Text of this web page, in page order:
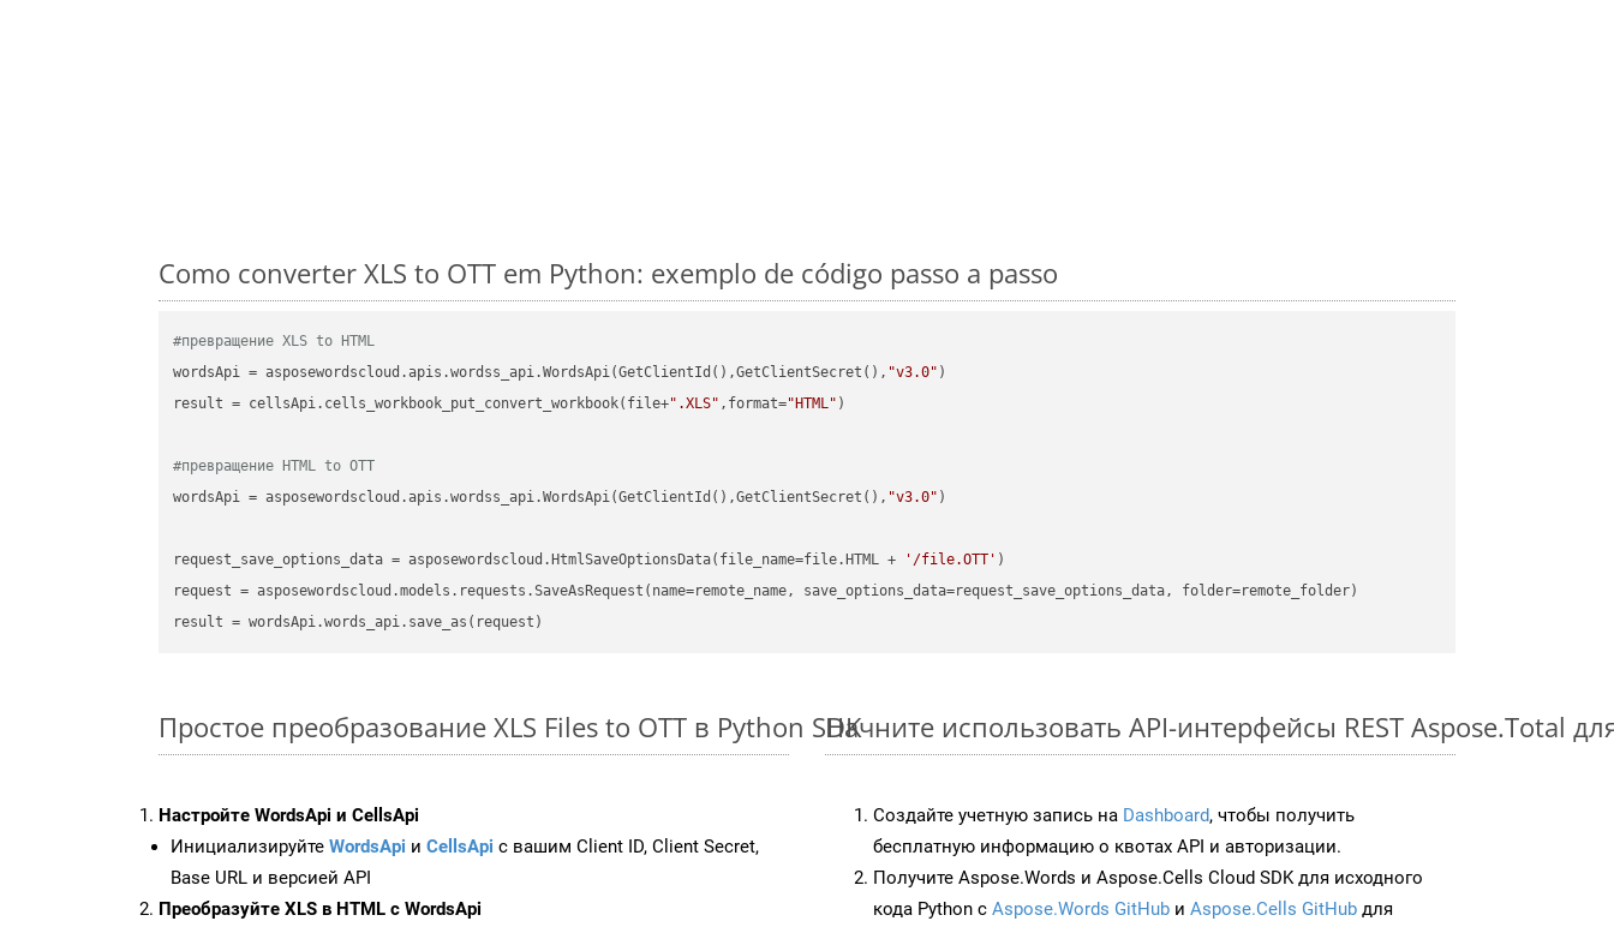
Como converter XLS to OTT em Python: exemplo de código passo a passo
#превращение XLS to HTML
wordsApi = asposewordscloud.apis.wordss_api.WordsApi(GetClientId(),GetClientSecret(), "v3.0"
result = cellsApi.cells_workbook_put_convert_workbook(file+".XLS" ,format="HTML" )
#превращение HTML to OTT
wordsApi = asposewordscloud.apis.wordss_api.WordsApi(GetClientId(),GetClientSecret(), "v3.0" )
request_save_options_data = asposewordscloud.HtmlSaveOptionsData(file_name=file.HTML + '/file.OTT'
request
result
Простое преобразование XLS Files to OTT в Python SDK
Настройте WordsApi и CellsApi
Инициализируйте WordsApi и CellsApi с вашим Client ID, Client Secret,
Base URL и версией API
Преобразуйте XLS в HTML с WordsApi
Начните использовать API-интерфейсы REST Aspose.Total
Создайте учетную запись на Dashboard, чтобы получить
бесплатную информацию о квотах API и авторизации.
Получите Aspose.Words и Aspose.Cells Cloud SDK для исходного
кода Python с Aspose.Words GitHub и Aspose.Cells GitHub для